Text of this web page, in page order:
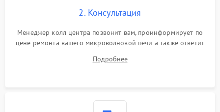
2. Консультация
Менеджер колл центра позвонит вам, проинформирует по
цене ремонта вашего микроволновой печи а также ответит
Подробнее